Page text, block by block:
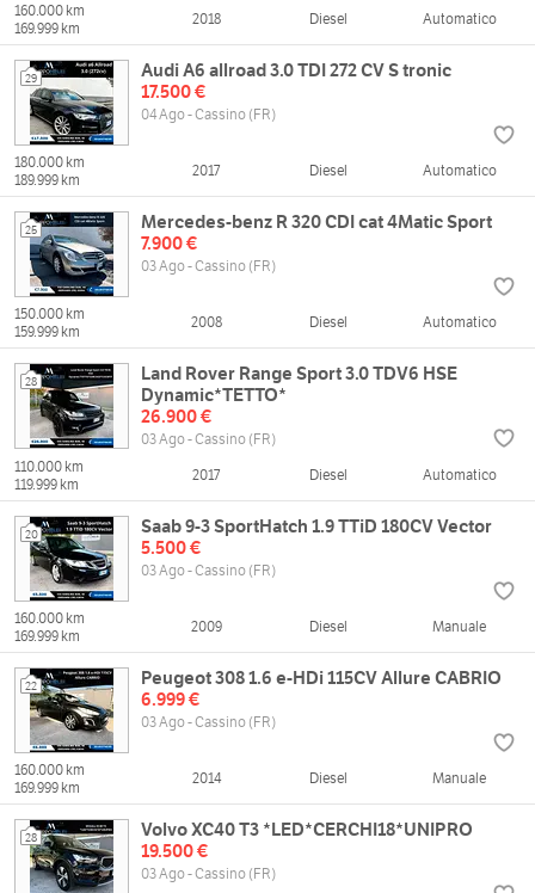
160.000 km
169.999 km
2018 Diesel Automatico
29
Audi A6 allroad 3.0 TDI 272 CV S tronic
17.500 €
04 Ago - Cassino (FR)
180.000 km
189.999 km
2017 Diesel Automatico
25
Mercedes-benz R 320 CDI cat 4Matic Sport
7.900 €
03 Ago - Cassino (FR)
150.000 km
159.999 km
2008 Diesel Automatico
28
Land Rover Range Sport 3.0 TDV6 HSE
Dynamic*TETTO*
26.900 €
03 Ago - Cassino (FR)
110.000 km
119.999 km
2017 Diesel Automatico
20
Saab 9-3 SportHatch 1.9 TTiD 180CV Vector
5.500 €
03 Ago - Cassino (FR)
160.000 km
169.999 km
2009 Diesel Manuale
22
Peugeot 308 1.6 e-HDi 115CV Allure CABRIO
6.999 €
03 Ago - Cassino (FR)
160.000 km
169.999 km
2014 Diesel Manuale
28
Volvo XC40 T3 *LED*CERCHI18*UNIPRO
19.500 €
03 Ago - Cassino (FR)